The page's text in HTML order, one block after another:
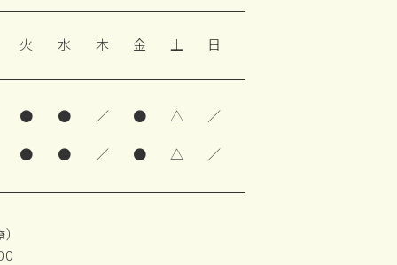
火 水 木 金 土 日
● ● ／ ● △
／
● ● ／ ● △ ／